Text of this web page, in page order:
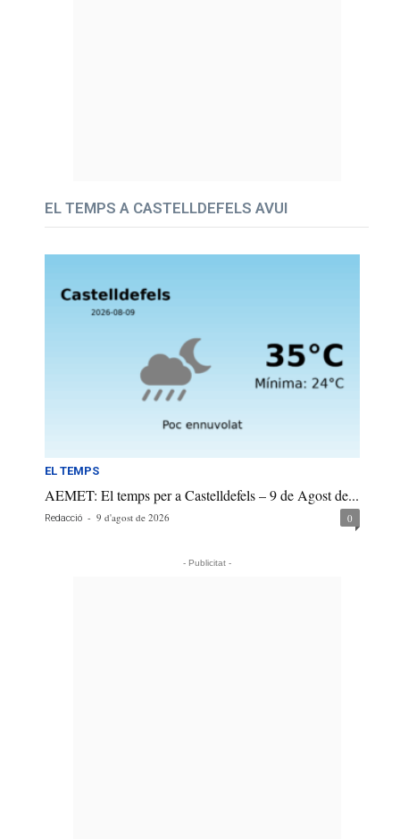
EL TEMPS A CASTELLDEFELS AVUI
EL TEMPS
AEMET: El temps per a Castelldefels – 9 de Agost de...
Redacció - 9 d'agost de 2026 0
- Publicitat -